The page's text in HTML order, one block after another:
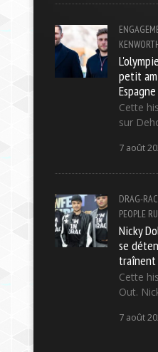
petit
Espagne
Cette
sur
7 août
DRAG-
PEOPLE
Nicky
se
traînent
Cette
Out.
7 août